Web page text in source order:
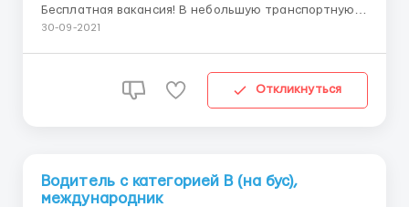
Бесплатная вакансия! В небольшую транспортную
фирму требуется водитель с категорией С !!! С
Прием только по визе. Авто: Mersedes - коробка
30-09-2021
Откликнуться
Водитель с категорией В (на бус),
международник